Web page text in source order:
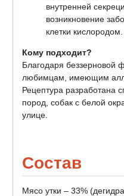
внутренней
возникновение
клетки кислородом.
Кому подходит?
Благодаря беззерновой
любимцам, имеющим
Рецептура разработана
пород, собак с белой
улице.
Состав
Мясо утки – 33%